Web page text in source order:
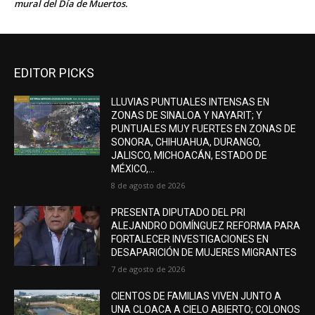
mural del Día de Muertos.
EDITOR PICKS
LLUVIAS PUNTUALES INTENSAS EN
ZONAS DE SINALOA Y NAYARIT; Y
PUNTUALES MUY FUERTES EN ZONAS DE
SONORA, CHIHUAHUA, DURANGO,
JALISCO, MICHOACÁN, ESTADO DE
MÉXICO,...
8 de agosto de 2026
PRESENTA DIPUTADO DEL PRI
ALEJANDRO DOMÍNGUEZ REFORMA PARA
FORTALECER INVESTIGACIONES EN
DESAPARICIÓN DE MUJERES MIGRANTES
7 de agosto de 2026
CIENTOS DE FAMILIAS VIVEN JUNTO A
UNA CLOACA A CIELO ABIERTO; COLONOS